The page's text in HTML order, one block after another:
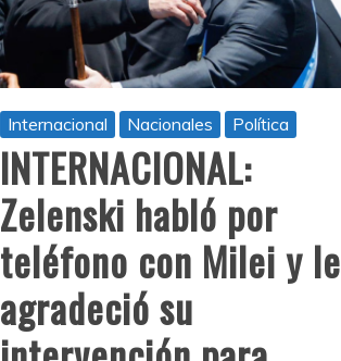
Internacional Nacionales Política
INTERNACIONAL:
Zelenski habló por
teléfono con Milei y le
agradeció su